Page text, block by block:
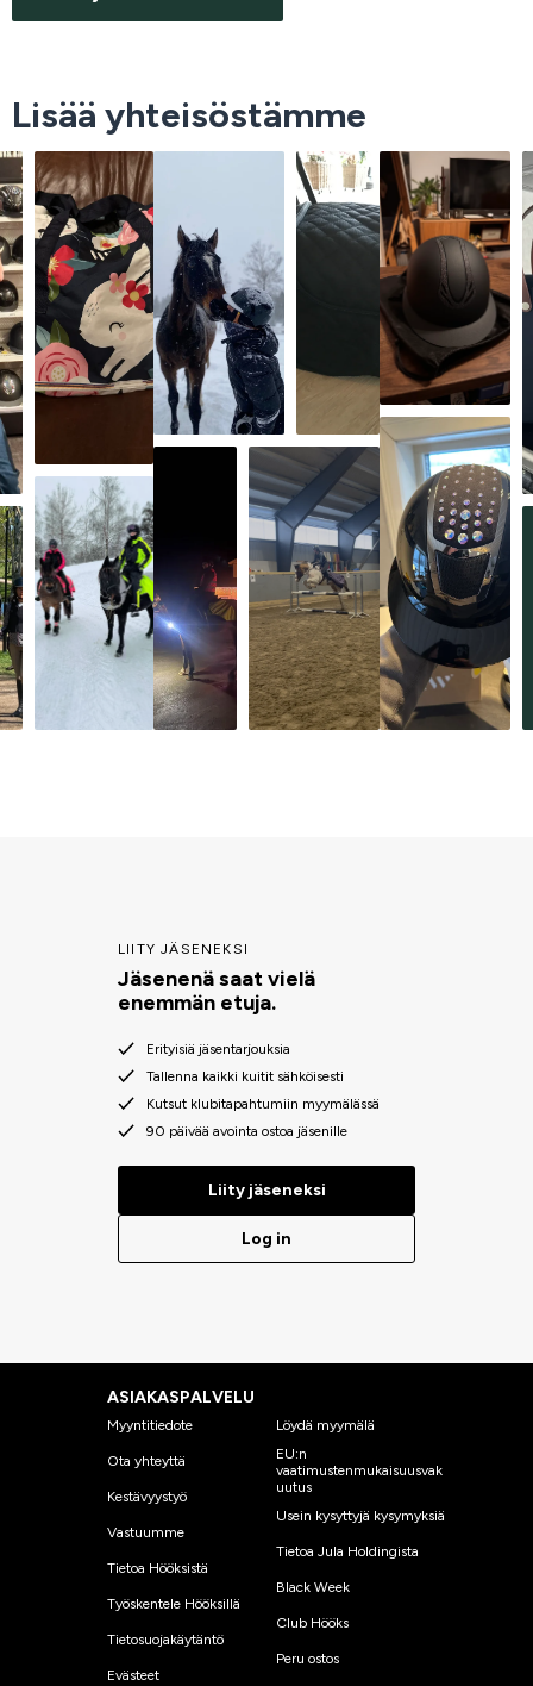
Lisää yhteisöstämme
LIITY JÄSENEKSI
Jäsenenä saat vielä
enemmän etuja.
Erityisiä jäsentarjouksia
Tallenna kaikki kuitit sähköisesti
Kutsut klubitapahtumiin myymälässä
90 päivää avointa ostoa jäsenille
Liity jäseneksi
Log in
ASIAKASPALVELU
Myyntitiedote
Ota yhteyttä
Kestävyystyö
Vastuumme
Tietoa Hööksistä
Työskentele Hööksillä
Tietosuojakäytäntö
Evästeet
Löydä myymälä
EU:n
vaatimustenmukaisuusvak
uutus
Usein kysyttyjä kysymyksiä
Tietoa Jula Holdingista
Black Week
Club Hööks
Peru ostos